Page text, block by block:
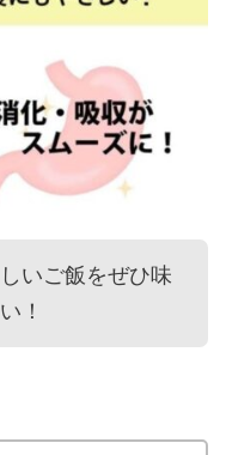
いご飯をぜひ味
！